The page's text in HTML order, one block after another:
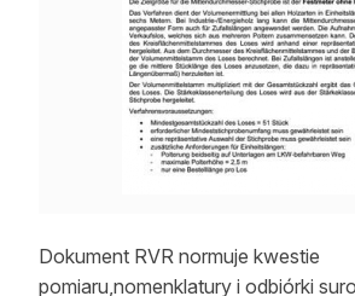
Dokument RVR normuje kwestie
pomiaru,nomenklatury i odbiórki